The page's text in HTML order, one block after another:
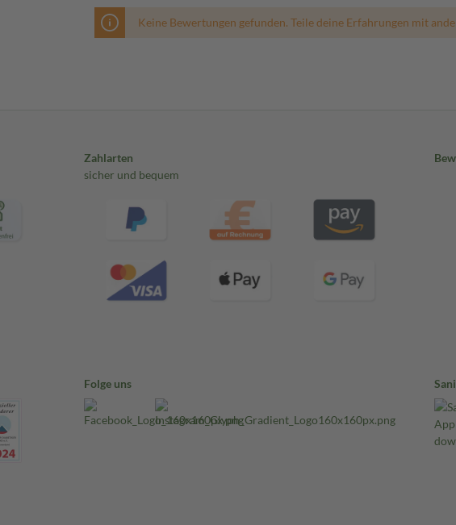
Keine Bewertungen gefunden. Teile deine Erfahrungen mit
Zahlarten
sicher und bequem
Folge uns